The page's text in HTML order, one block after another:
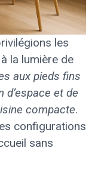
les
la lumière de
aux pieds fins
et de
compacte.
configurations
sans